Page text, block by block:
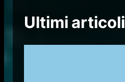
Ultimi articoli